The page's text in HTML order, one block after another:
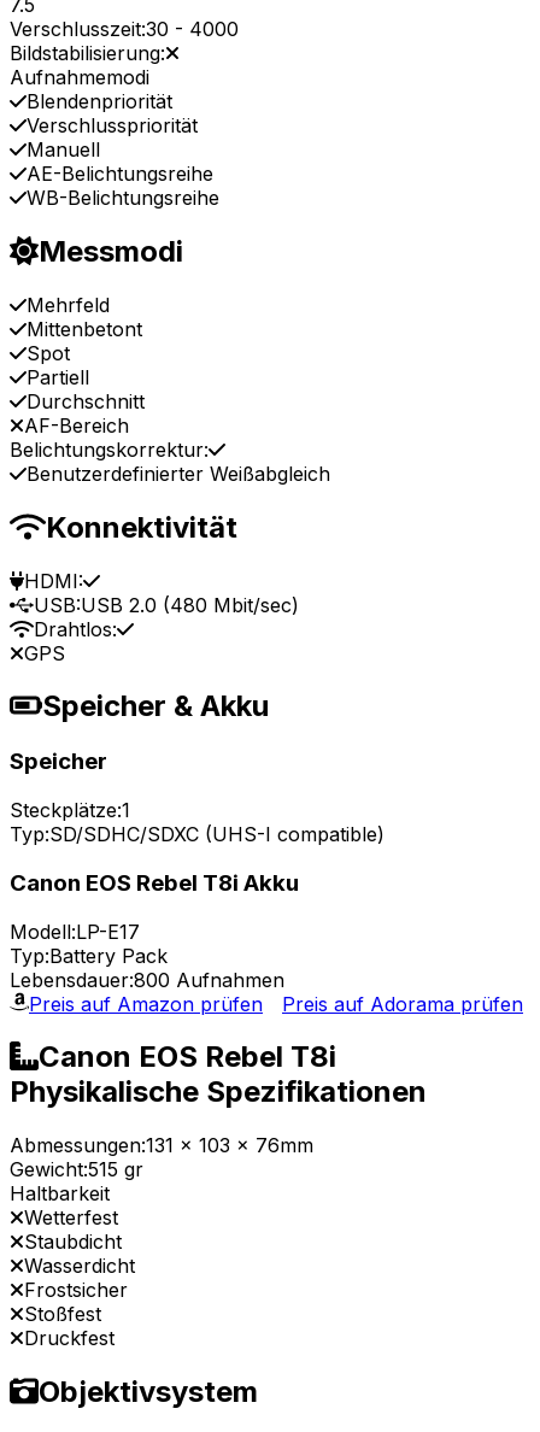
Verschlusszeit:30 - 4000
Bildstabilisierung:
Aufnahmemodi
Blendenpriorität
Verschlusspriorität
Manuell
AE-Belichtungsreihe
WB-Belichtungsreihe
Messmodi
Mehrfeld
Mittenbetont
Spot
Partiell
Durchschnitt
AF-Bereich
Belichtungskorrektur:
Benutzerdefinierter Weißabgleich
Konnektivität
HDMI:
USB:USB 2.0 (480 Mbit/sec)
Drahtlos:
GPS
Speicher & Akku
Speicher
Steckplätze:1
Typ:SD/SDHC/SDXC (UHS-I compatible)
Canon EOS Rebel T8i Akku
Modell:LP-E17
Typ:Battery Pack
Lebensdauer:800 Aufnahmen
Preis auf Amazon prüfen
Preis auf Adorama prüfen
Canon EOS Rebel T8i
Physikalische Spezifikationen
Abmessungen:131 x 103 x 76mm
Gewicht:515 gr
Haltbarkeit
Wetterfest
Staubdicht
Wasserdicht
Frostsicher
Stoßfest
Druckfest
Objektivsystem